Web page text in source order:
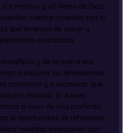
ti mismo» y «El Reino de Dios
nuestra conexión con lo
que tenemos de crecer y
avanzados.
y de la nueva era,
a explorar las dimensiones
conciencia y a reconocer que
realidad. El Jueves
el inicio de una profunda
la oportunidad de reflexionar
nuestras intenciones con